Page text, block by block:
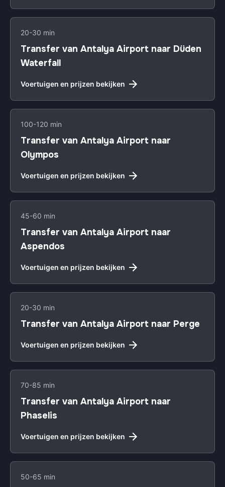
20-30 min
Transfer van Antalya Airport naar Düden
Waterfall
Voertuigen en prijzen bekijken
100-120 min
Transfer van Antalya Airport naar
Olympos
Voertuigen en prijzen bekijken
45-60 min
Transfer van Antalya Airport naar
Aspendos
Voertuigen en prijzen bekijken
20-30 min
Transfer van Antalya Airport naar Perge
Voertuigen en prijzen bekijken
70-85 min
Transfer van Antalya Airport naar
Phaselis
Voertuigen en prijzen bekijken
50-65 min